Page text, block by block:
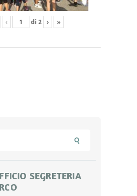
‹ di 2 › »
SEGRETERIA